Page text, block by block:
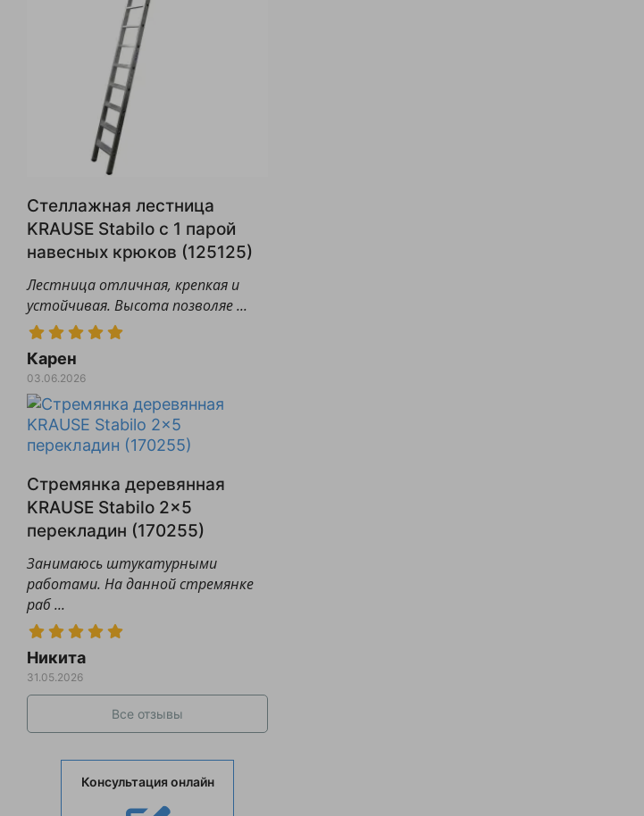
Стеллажная лестница
KRAUSE Stabilo с 1 парой
навесных крюков (125125)
Лестница отличная, крепкая и
устойчивая. Высота позволяе ...
Карен
03.06.2026
Стремянка деревянная
KRAUSE Stabilo 2x5
перекладин (170255)
Занимаюсь штукатурными
работами. На данной стремянке
раб ...
Никита
31.05.2026
Все отзывы
Консультация онлайн